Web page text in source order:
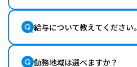
給与について教えてください。
勤務地域は選べますか？